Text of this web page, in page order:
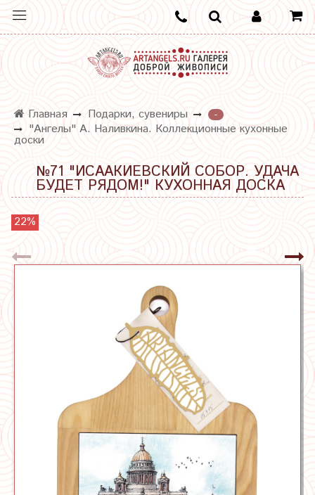
Главная Подарки, сувениры
-
"Ангелы" А. Наливкина. Коллекционные кухонные
доски
№71 "ИСААКИЕВСКИЙ СОБОР. УДАЧА
БУДЕТ РЯДОМ!" КУХОННАЯ ДОСКА
22%